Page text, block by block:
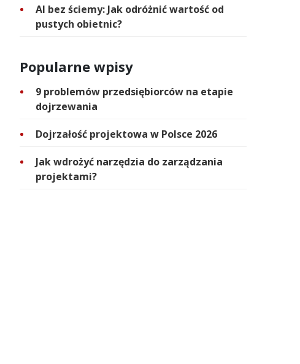
AI bez ściemy: Jak odróżnić wartość od
pustych obietnic?
Popularne wpisy
9 problemów przedsiębiorców na etapie
dojrzewania
Dojrzałość projektowa w Polsce 2026
Jak wdrożyć narzędzia do zarządzania
projektami?